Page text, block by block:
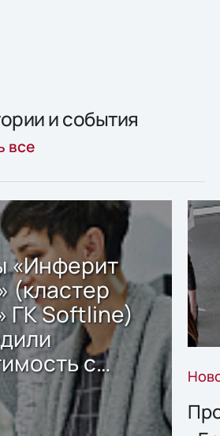
и события
все
«Инферит
(кластер
ГК Softline)
с
Sharx
для